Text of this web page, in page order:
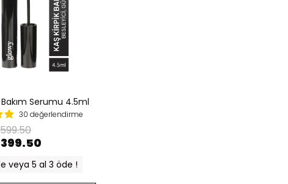
Serumu 4.5ml
30 değerlendirme
veya 5 al 3 öde !